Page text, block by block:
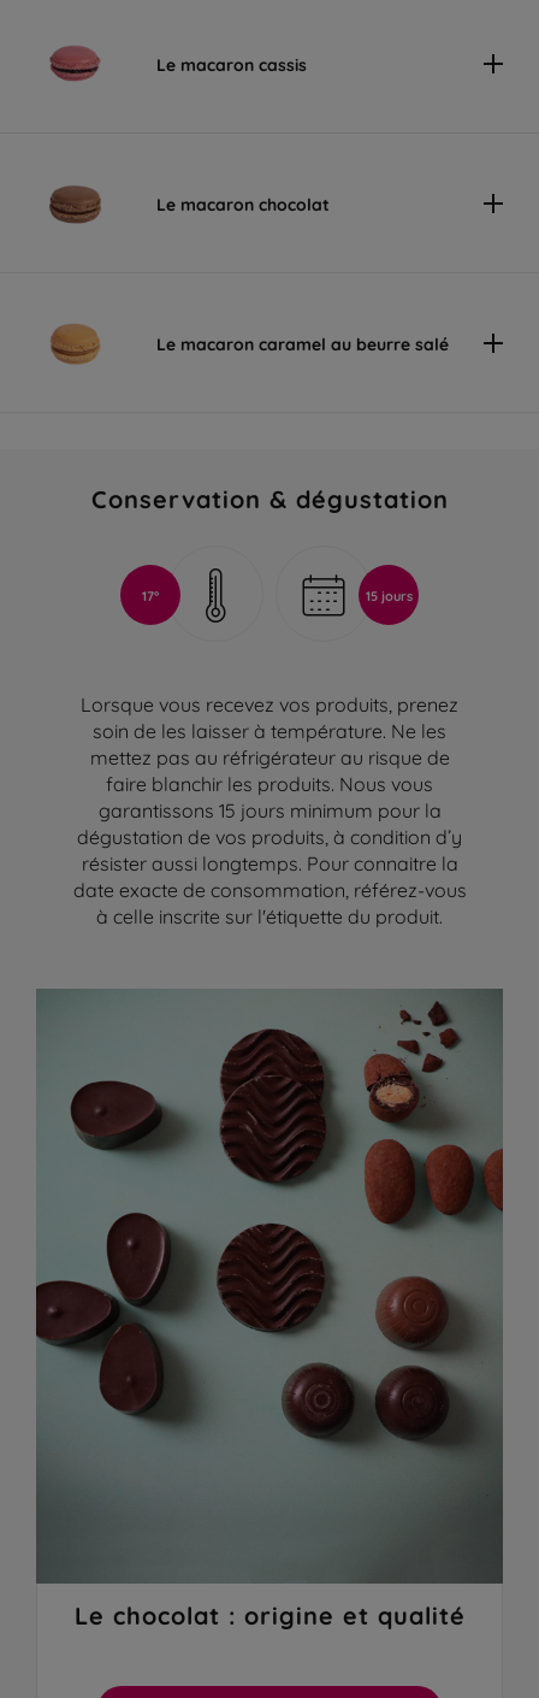
Le macaron cassis
Le macaron chocolat
Le macaron caramel au beurre salé
Conservation & dégustation
17° 15 jours
Lorsque vous recevez vos produits, prenez
soin de les laisser à température. Ne les
mettez pas au réfrigérateur au risque de
faire blanchir les produits. Nous vous
garantissons 15 jours minimum pour la
dégustation de vos produits, à condition d’y
résister aussi longtemps. Pour connaitre la
date exacte de consommation, référez-vous
à celle inscrite sur l'étiquette du produit.
Le chocolat : origine et qualité